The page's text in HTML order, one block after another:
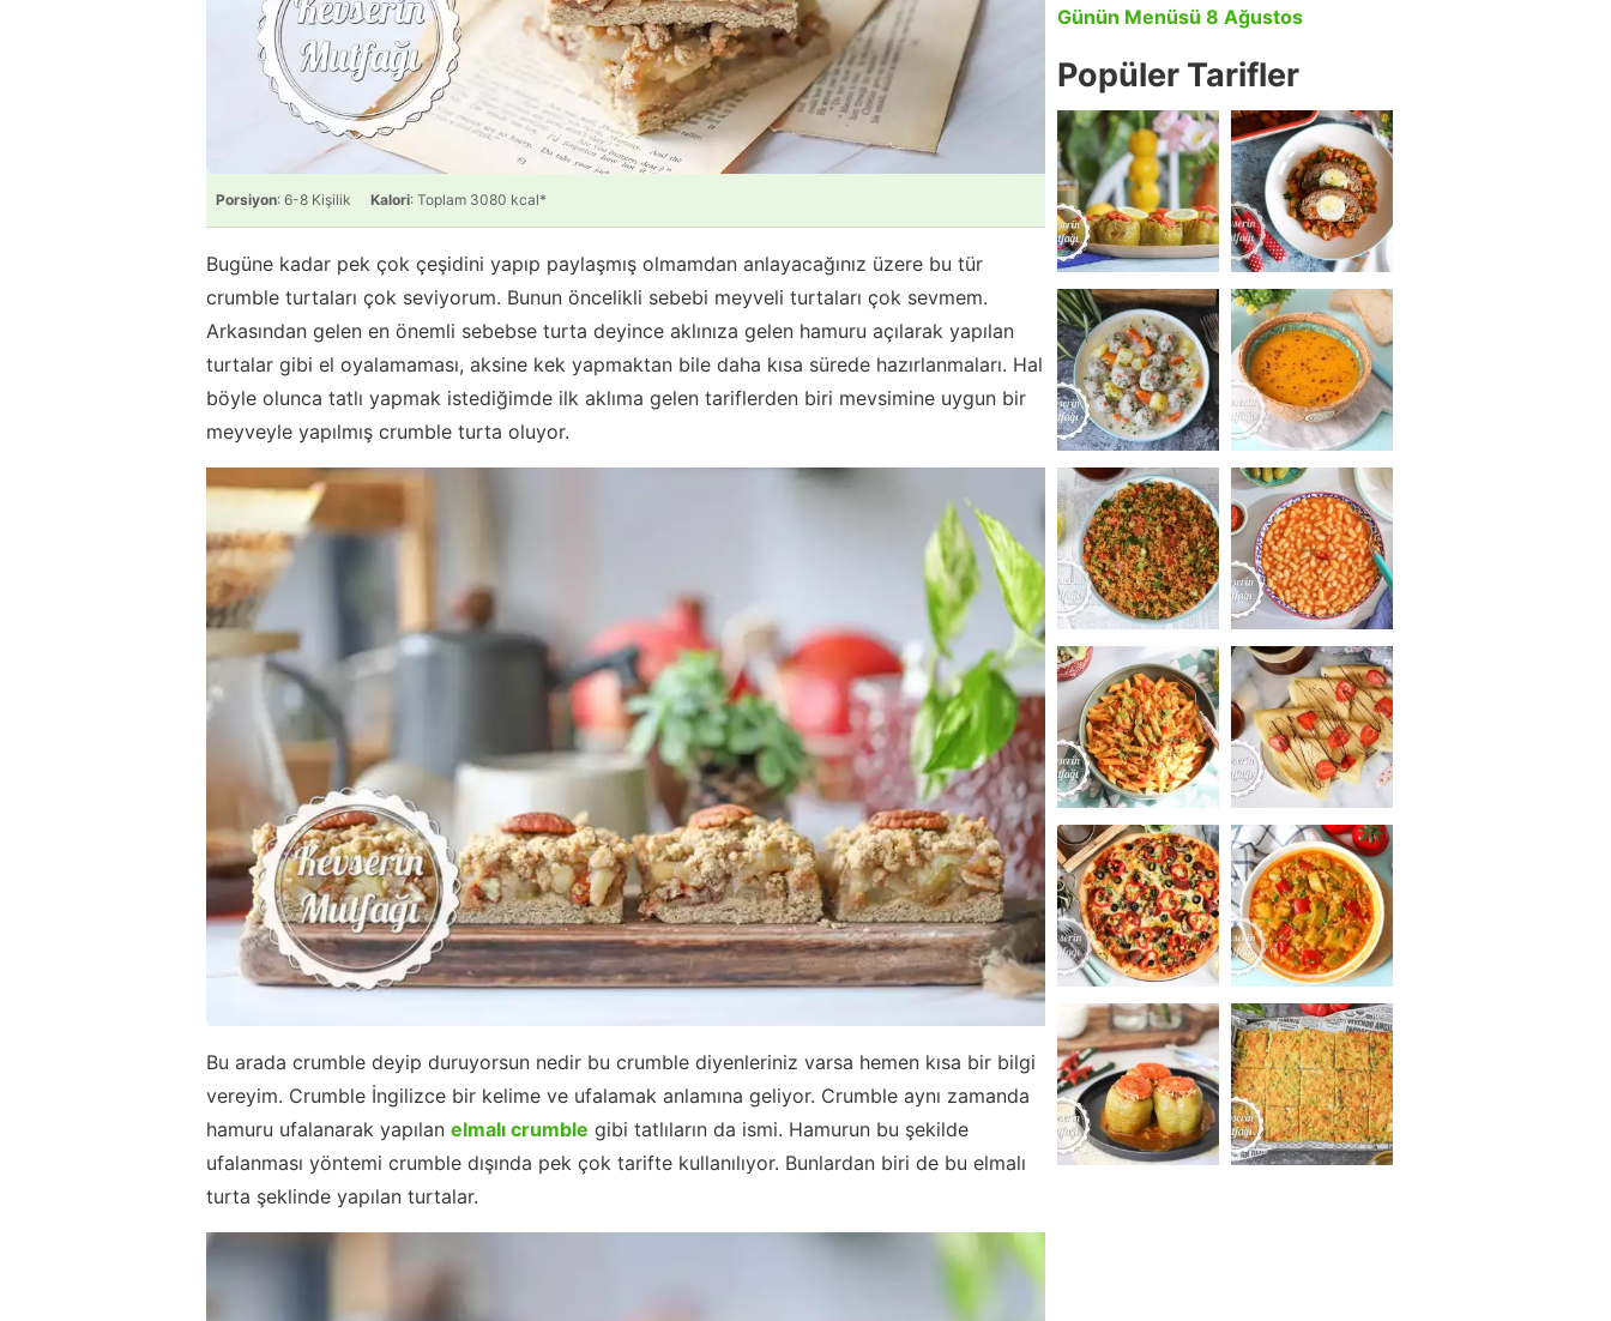
Porsiyon: 6-8 Kişilik Kalori: Toplam 3080 kcal*
Bugüne kadar pek çok çeşidini yapıp paylaşmış olmamdan anlayacağınız üzere bu tür
crumble turtaları çok seviyorum. Bunun öncelikli sebebi meyveli turtaları çok sevmem.
Arkasından gelen en önemli sebebse turta deyince aklınıza gelen hamuru açılarak yapılan
turtalar gibi el oyalamaması, aksine kek yapmaktan bile daha kısa sürede hazırlanmaları. Hal
böyle olunca tatlı yapmak istediğimde ilk aklıma gelen tariflerden biri mevsimine uygun bir
meyveyle yapılmış crumble turta oluyor.
Bu arada crumble deyip duruyorsun nedir bu crumble diyenleriniz varsa hemen kısa bir bilgi
vereyim. Crumble İngilizce bir kelime ve ufalamak anlamına geliyor. Crumble aynı zamanda
hamuru ufalanarak yapılan elmalı crumble gibi tatlıların da ismi. Hamurun bu şekilde
ufalanması yöntemi crumble dışında pek çok tarifte kullanılıyor. Bunlardan biri de bu elmalı
turta şeklinde yapılan turtalar.
Günün Menüsü 8 Ağustos
Popüler Tarifler